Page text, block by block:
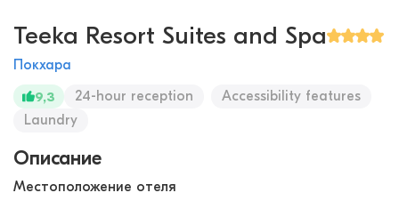
Teeka Resort Suites and Spa
Покхара
9,3
24-hour reception
Accessibility features
Laundry
Описание
Местоположение отеля